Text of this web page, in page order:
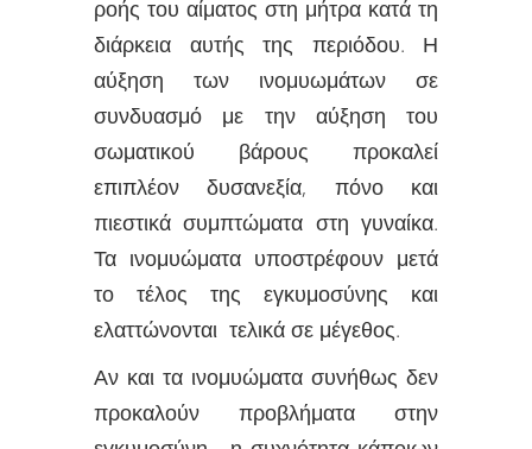
ροής του αίματος στη μήτρα κατά τη
διάρκεια αυτής της περιόδου. Η
αύξηση των ινομυωμάτων σε
συνδυασμό με την αύξηση του
σωματικού βάρους προκαλεί
επιπλέον δυσανεξία, πόνο και
πιεστικά συμπτώματα στη γυναίκα.
Τα ινομυώματα υποστρέφουν μετά
το τέλος της εγκυμοσύνης και
ελαττώνονται τελικά σε μέγεθος.
Αν και τα ινομυώματα συνήθως δεν
προκαλούν προβλήματα στην